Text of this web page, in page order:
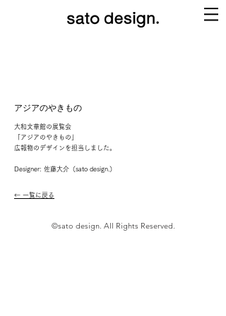
アジアのやきもの
大和文華館の展覧会
「アジアのやきもの」
広報物のデザインを担当しました。
Designer: 佐藤大介（sato design.）
← 一覧に戻る
©sato design. All Rights Reserved.